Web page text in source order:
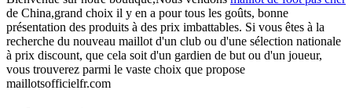
de China,grand choix il y en a pour tous les goûts, bonne
présentation des produits à des prix imbattables. Si vous êtes à la
recherche du nouveau maillot d'un club ou d'une sélection nationale
à prix discount, que cela soit d'un gardien de but ou d'un joueur,
vous trouverez parmi le vaste choix que propose
maillotsofficielfr.com